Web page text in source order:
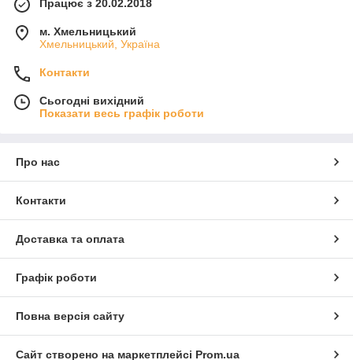
Працює з 20.02.2018
м. Хмельницький
Хмельницький, Україна
Контакти
Сьогодні вихідний
Показати весь графік роботи
Про нас
Контакти
Доставка та оплата
Графік роботи
Повна версія сайту
Сайт створено на маркетплейсі Prom.ua